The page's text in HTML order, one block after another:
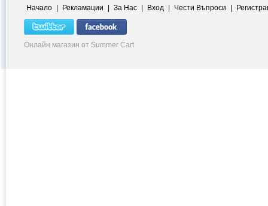
Начало | Рекламации | За Нас | Вход | Чести Въпроси |
Онлайн магазин от Summer Cart